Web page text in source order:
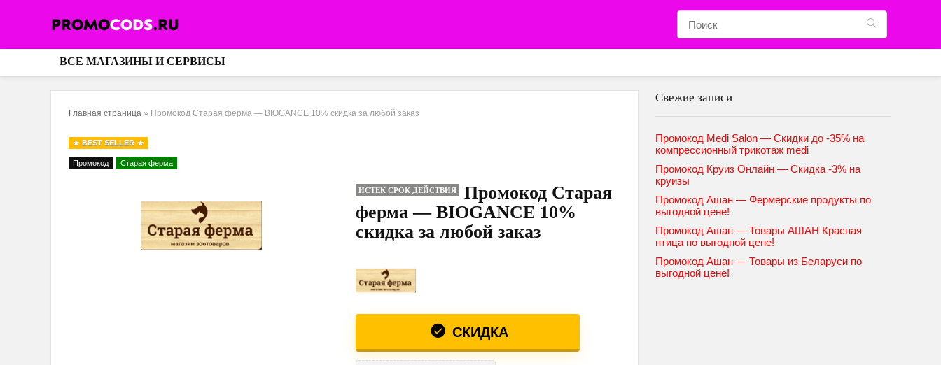
ВСЕ МАГАЗИНЫ И СЕРВИСЫ
Главная страница » Промокод Старая ферма — BIOGANCE 10% скидка за любой заказ
BEST SELLER
Промокод Старая ферма
ИСТЕК СРОК ДЕЙСТВИЯ
Промокод Старая
ферма — BIOGANCE 10%
скидка за любой заказ
СКИДКА
Свежие записи
Промокод Medi Salon — Скидки до -35% на
компрессионный трикотаж medi
Промокод Круиз Онлайн — Скидка -3% на
круизы
Промокод Ашан — Фермерские продукты по
выгодной цене!
Промокод Ашан — Товары АШАН Красная
птица по выгодной цене!
Промокод Ашан — Товары из Беларуси по
выгодной цене!